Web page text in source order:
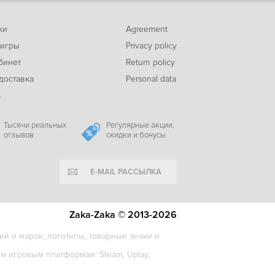
-84%
BLACKHOLE Complete Edition
99c
Shutter Nyan! Enhanced Edition
326
Agreement
Privacy policy
Return policy
Personal data
Тысячи реальных
отзывов
Регулярные акции,
скидки и бонусы
E-MAIL РАССЫЛКА
и марок, логотипы, товарные знаки и
игровым платформам: Steam, Uplay,
Zaka-Zaka © 2013-2026